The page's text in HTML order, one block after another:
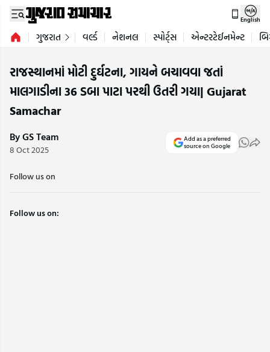
English
ગુજરાત વર્લ્ડ નેશનલ સ્પોર્ટ્સ એન્ટરટેઈનમેન્ટ
રાજસ્થાનમાં મોટી દુર્ઘટના, ગાયને બચાવવા જતાં
માલગાડીના 36 ડબા પાટા પરથી ઉતરી ગયા| Gujarat
Samachar
By GS Team
8 Oct 2025
Add as a preferred
source on Google
Follow us on
Follow us on: